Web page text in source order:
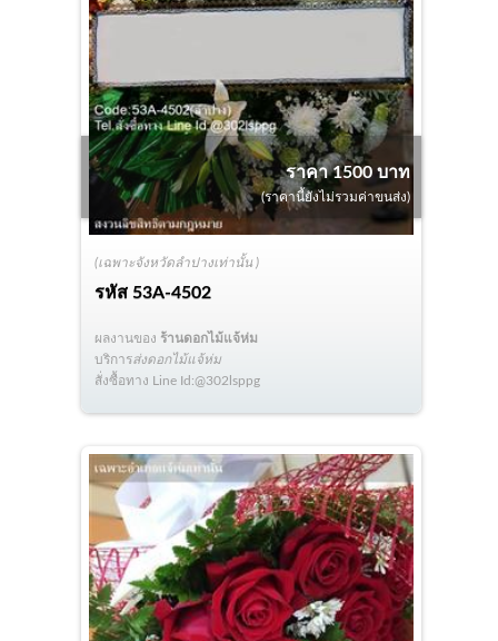
(เฉพาะจังหวัดลำปางเท่านั้น )
รหัส53A-4502
ราคา 1500 บาท
(ราคานี้ยังไม่รวมค่าขนส่ง)
ผลงานของ ร้านดอกไม้แจ้ห่ม
บริการส่งดอกไม้แจ้ห่ม
สั่งซื้อทาง Line Id:@302lsppg